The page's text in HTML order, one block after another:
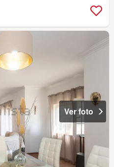
Ver foto